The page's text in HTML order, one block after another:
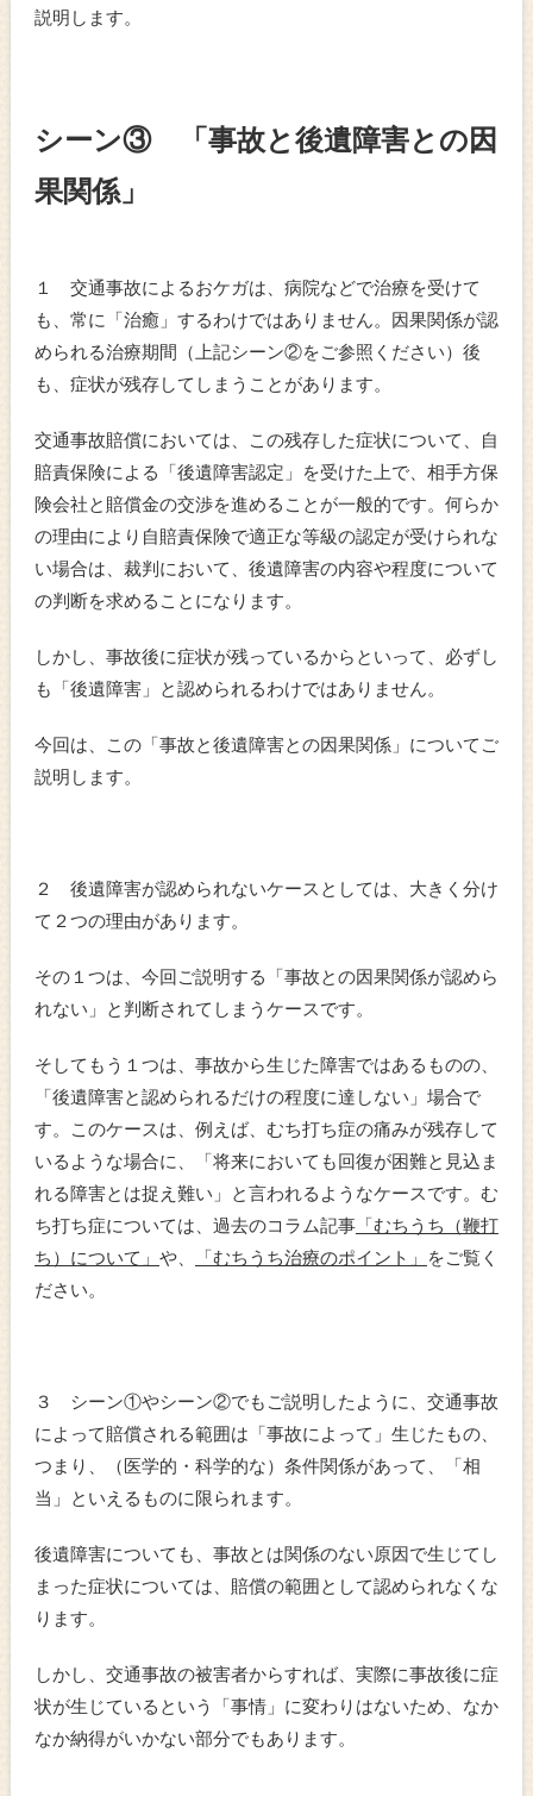
説明します。
シーン③ 「事故と後遺障害との因
果関係」
１ 交通事故によるおケガは、病院などで治療を受けて
も、常に「治癒」するわけではありません。因果関係が認
められる治療期間（上記シーン②をご参照ください）後
も、症状が残存してしまうことがあります。
交通事故賠償においては、この残存した症状について、自
賠責保険による「後遺障害認定」を受けた上で、相手方保
険会社と賠償金の交渉を進めることが一般的です。何らか
の理由により自賠責保険で適正な等級の認定が受けられな
い場合は、裁判において、後遺障害の内容や程度について
の判断を求めることになります。
しかし、事故後に症状が残っているからといって、必ずし
も「後遺障害」と認められるわけではありません。
今回は、この「事故と後遺障害との因果関係」についてご
説明します。
２ 後遺障害が認められないケースとしては、大きく分け
て２つの理由があります。
その１つは、今回ご説明する「事故との因果関係が認めら
れない」と判断されてしまうケースです。
そしてもう１つは、事故から生じた障害ではあるものの、
「後遺障害と認められるだけの程度に達しない」場合で
す。このケースは、例えば、むち打ち症の痛みが残存して
いるような場合に、「将来においても回復が困難と見込ま
れる障害とは捉え難い」と言われるようなケースです。む
ち打ち症については、過去のコラム記事「むちうち（鞭打
ち）について」 や、 「むちうち治療のポイント」 をご覧く
ださい。
３ シーン①やシーン②でもご説明したように、交通事故
によって賠償される範囲は「事故によって」生じたもの、
つまり、（医学的・科学的な）条件関係があって、「相
当」といえるものに限られます。
後遺障害についても、事故とは関係のない原因で生じてし
まった症状については、賠償の範囲として認められなくな
ります。
しかし、交通事故の被害者からすれば、実際に事故後に症
状が生じているという「事情」に変わりはないため、なか
なか納得がいかない部分でもあります。